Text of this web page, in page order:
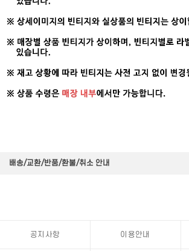
배송/교환/반품/환불/취소 안내
공지사항 이용안내